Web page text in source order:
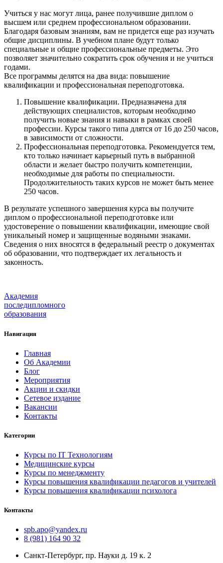
Учиться у нас могут лица, ранее получившие диплом о
высшем или среднем профессиональном образовании.
Благодаря базовым знаниям, вам не придется еще раз изучать
общие дисциплины. В учебном плане будут только
специальные и общие профессиональные предметы. Это
позволяет значительно сократить срок обучения и не учиться
годами.
Все программы делятся на два вида: повышение
квалификации и профессиональная переподготовка.
Повышение квалификации. Предназначена для
действующих специалистов, которым необходимо
получить новые знания и навыки в рамках своей
профессии. Курсы такого типа длятся от 16 до 250 часов,
в зависимости от сложности.
Профессиональная переподготовка. Рекомендуется тем,
кто только начинает карьерный путь в выбранной
области и желает быстро получить компетенции,
необходимые для работы по специальности.
Продолжительность таких курсов не может быть менее
250 часов.
В результате успешного завершения курса вы получите
диплом о профессиональной переподготовке или
удостоверение о повышении квалификации, имеющие свой
уникальный номер и защищенные водяными знаками.
Сведения о них вносятся в федеральный реестр о документах
об образовании, что подтверждает их легальность и
законность.
Академия
последипломного
образования
Навигация
Главная
Об Академии
Блог
Мероприятия
Акции и скидки
Сетевое издание
Вакансии
Контакты
Категории
Курсы по IT Технологиям
Медицинские курсы
Курсы по менеджменту
Курсы повышения квалификации педагогов и учителей
Курсы повышения квалификации психолога
Контакты
spb.apo@yandex.ru
8 (981) 164 90 32
Санкт-Петербург, пр. Науки д. 19 к. 2